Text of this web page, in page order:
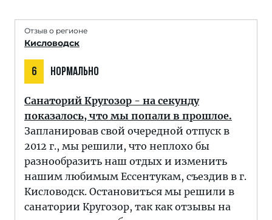
Отзыв о регионе
Кисловодск
6 НОРМАЛЬНО
Санаторий Кругозор - на секунду
показалось, что мы попали в прошлое.
Запланировав свой очередной отпуск в
2012 г., мы решили, что неплохо бы
разнообразить наш отдых и изменить
нашим любимым Ессентукам, съездив в г.
Кисловодск. Остановиться мы решили в
санатории Кругозор, так как отзывы на